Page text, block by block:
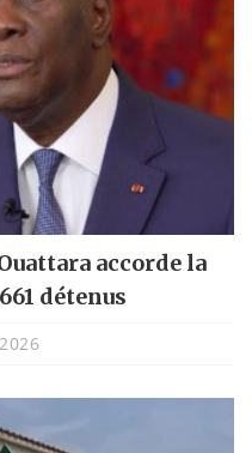
accorde la
détenus